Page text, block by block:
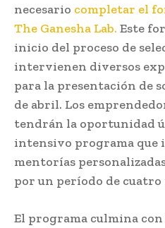
necesario completar el
The Ganesha Lab. Este
inicio del proceso de
intervienen diversos
para la presentación de
de abril. Los
tendrán la oportunidad
intensivo programa que
mentorías
por un período de cuatro
El programa culmina